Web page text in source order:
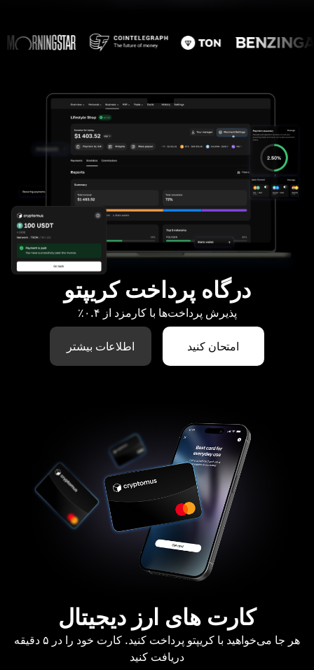
درگاه پرداخت کریپتو
پذیرش پرداخت‌ها با کارمزد از ۰.۴٪
امتحان کنید اطلاعات بیشتر
کارت های ارز دیجیتال
هر جا می‌خواهید با کریپتو پرداخت کنید. کارت خود را در ۵ دقیقه
دریافت کنید